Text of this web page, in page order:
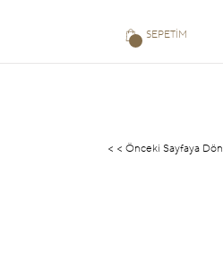
SEPETIM
< < Önceki Sayfaya Dön